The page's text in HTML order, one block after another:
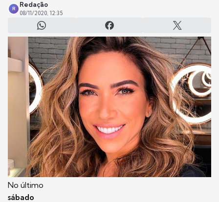
R
Redação
08/11/2020, 12:35
No último
sábado